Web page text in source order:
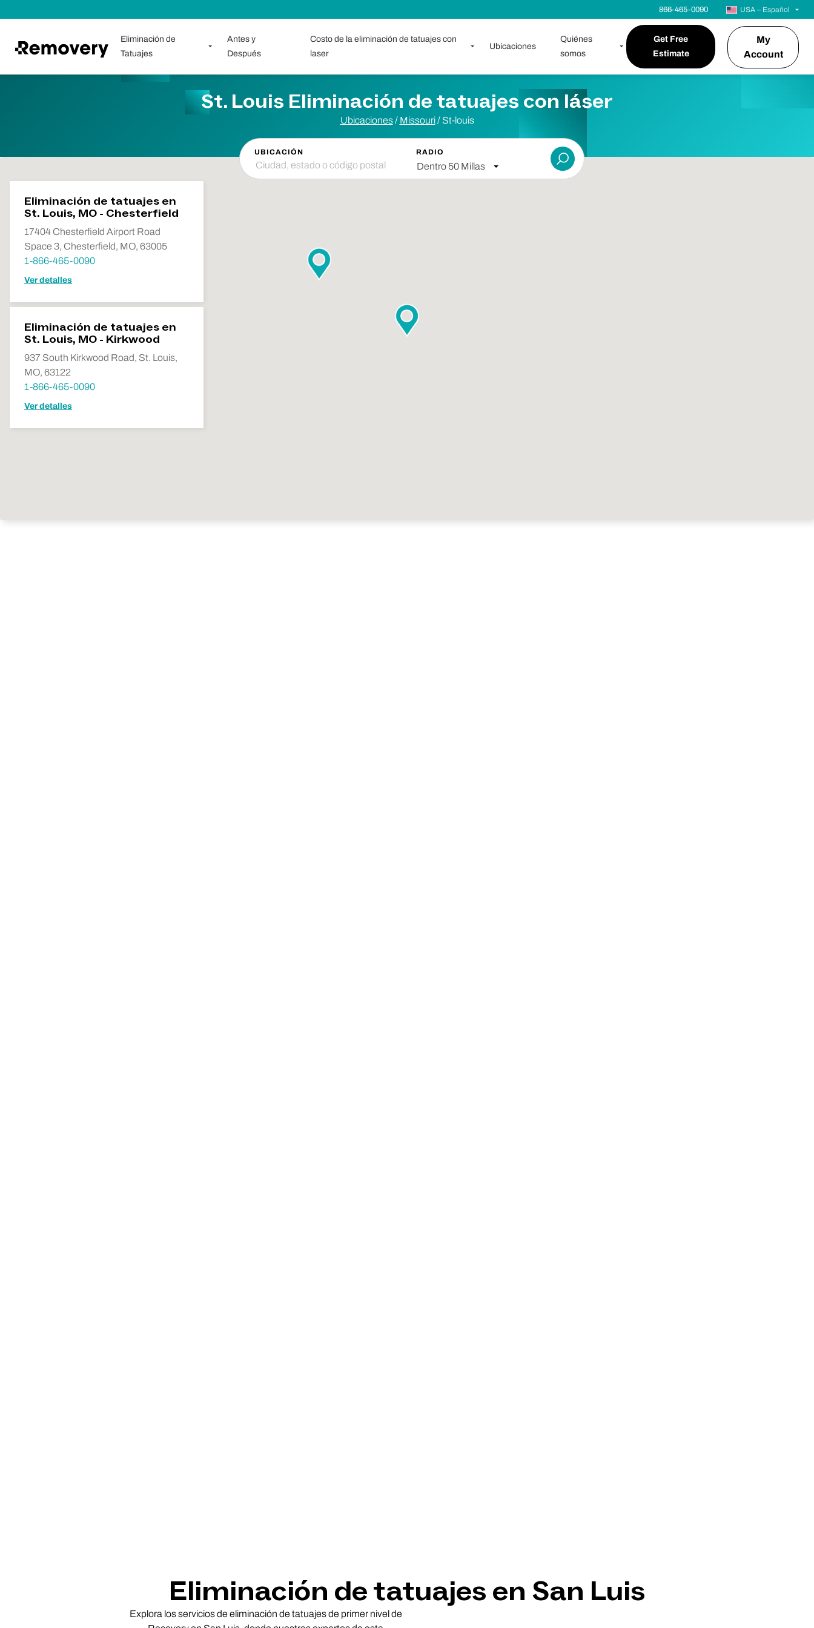
866-465-0090 USA – Español
Eliminación de
Tatuajes
Antes y
Después
Costo de la eliminación de tatuajes con
laser
Ubicaciones
Quiénes
somos
Get Free
Estimate
My
Account
St. Louis Eliminación de tatuajes con láser
Ubicaciones / Missouri / St-louis
UBICACIÓN
Entregar
RADIO
Dentro 50 Millas
Eliminación de tatuajes en
St. Louis, MO - Chesterfield
17404 Chesterfield Airport Road
Space 3, Chesterfield, MO, 63005
1-866-465-0090
Ver detalles
Eliminación de tatuajes en
St. Louis, MO - Kirkwood
937 South Kirkwood Road, St. Louis,
MO, 63122
1-866-465-0090
Ver detalles
Eliminación de tatuajes en San Luis
Explora los servicios de eliminación de tatuajes de primer nivel de